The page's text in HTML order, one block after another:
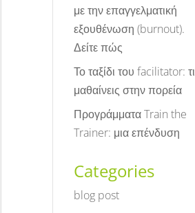
με την επαγγελματική
εξουθένωση (burnout).
Δείτε πώς
Το ταξίδι του facilitator: τι
μαθαίνεις στην πορεία
Προγράμματα Train the
Trainer: μια επένδυση
Categories
blog post